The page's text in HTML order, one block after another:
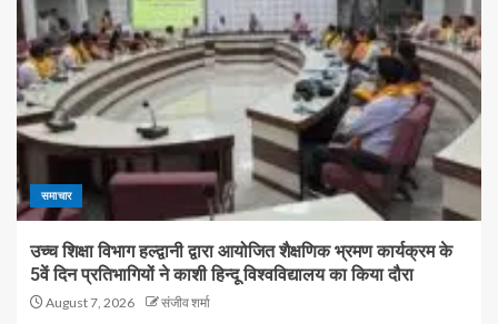
समाचार
उच्च शिक्षा विभाग हल्द्वानी द्वारा आयोजित शैक्षणिक भ्रमण कार्यक्रम के
5वें दिन प्रतिभागियों ने काशी हिन्दू विश्वविद्यालय का किया दौरा
August 7, 2026 संजीव शर्मा